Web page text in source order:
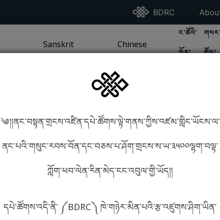
Go To BDRC
BDRC Go
/ SEA TRADITIONPAGE
GO TOSANSKRIT TRADITION
Sanskrit
GO TOCHINESE TRADITION
Chinese
GO TO
ང་ཚོའི་
སྐོར།
GO
ཚོལ།
༄།།ནང་བསྟན་གྲངས་འཛིན་དཔེ་ཚོགས་ལྟེ་གནས་ཀྱིས་འཛམ་གླིང་ཡོངས་ལ་
ནང་པའི་གསུང་རབས་བོན་དང་བཅས་པ་ཤོག་གྲངས་ས་ཡ་༣༥༠༠ལྷག་བལྟ་
ཀློག་ཕབ་ལེན་རིན་མེད་ངང་འབུལ་གྱི་ཡོད།།
དཔེ་ཚོགས་འདི་ནི་ ༼BDRC༽ ཁེ་གཉེར་མིན་པའི་རྩ་འཛུགས་ཤིག་ཡིན་
phonetics! How to find things?